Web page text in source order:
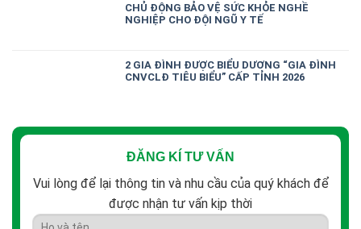
CHỦ ĐỘNG BẢO VỆ SỨC KHỎE NGHỀ
NGHIỆP CHO ĐỘI NGŨ Y TẾ
2 GIA ĐÌNH ĐƯỢC BIỂU DƯƠNG “GIA ĐÌNH
CNVCLĐ TIÊU BIỂU” CẤP TỈNH 2026
ĐĂNG KÍ TƯ VẤN
Vui lòng để lại thông tin và nhu cầu của quý khách để
được nhận tư vấn kịp thời